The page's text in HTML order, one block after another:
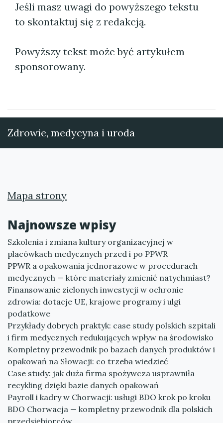
Jeśli masz uwagi do powyższego tekstu
to skontaktuj się z redakcją.
Powyższy tekst może być artykułem
sponsorowany.
Zdrowie, medycyna i uroda
Mapa strony
Najnowsze wpisy
Szkolenia i zmiana kultury organizacyjnej w
placówkach medycznych przed i po PPWR
PPWR a opakowania jednorazowe w procedurach
medycznych — które materiały zmienić natychmiast?
Finansowanie zielonych inwestycji w ochronie
zdrowia: dotacje UE, krajowe programy i ulgi
podatkowe
Przykłady dobrych praktyk: case study polskich szpitali
i firm medycznych redukujących wpływ na środowisko
Kompletny przewodnik po bazach danych produktów i
opakowań na Słowacji: co trzeba wiedzieć
Case study: jak duża firma spożywcza usprawniła
recykling dzięki bazie danych opakowań
Payroll i kadry w Chorwacji: usługi BDO krok po kroku
BDO Chorwacja — kompletny przewodnik dla polskich
przedsiębiorców